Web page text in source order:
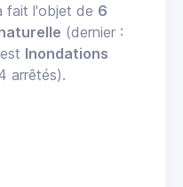
fait l'objet de 6
(dernier :
Inondations
arrêtés).